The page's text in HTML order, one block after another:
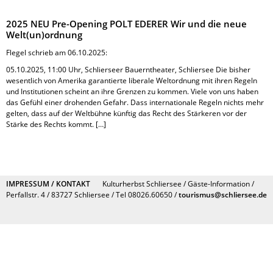
2025 NEU Pre-Opening POLT EDERER Wir und die neue
Welt(un)ordnung
Flegel schrieb am 06.10.2025:
05.10.2025, 11:00 Uhr, Schlierseer Bauerntheater, Schliersee Die bisher
wesentlich von Amerika garantierte liberale Weltordnung mit ihren Regeln
und Institutionen scheint an ihre Grenzen zu kommen. Viele von uns haben
das Gefühl einer drohenden Gefahr. Dass internationale Regeln nichts mehr
gelten, dass auf der Weltbühne künftig das Recht des Stärkeren vor der
Stärke des Rechts kommt. […]
IMPRESSUM / KONTAKT
Kulturherbst Schliersee / Gäste-Information /
Perfallstr. 4 / 83727 Schliersee / Tel 08026.60650 /tourismus@schliersee.de